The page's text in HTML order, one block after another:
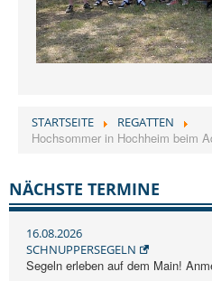
STARTSEITE REGATTEN
Hochsommer in Hochheim beim
NÄCHSTE TERMINE
16.08.2026
SCHNUPPERSEGELN
Segeln erleben auf dem Main!